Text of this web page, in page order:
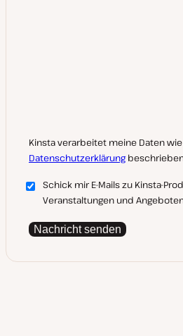
Kinsta verarbeitet meine Daten
Datenschutzerklärung
Schick mir E-Mails zu Kinsta-
Veranstaltungen und
Nachricht senden